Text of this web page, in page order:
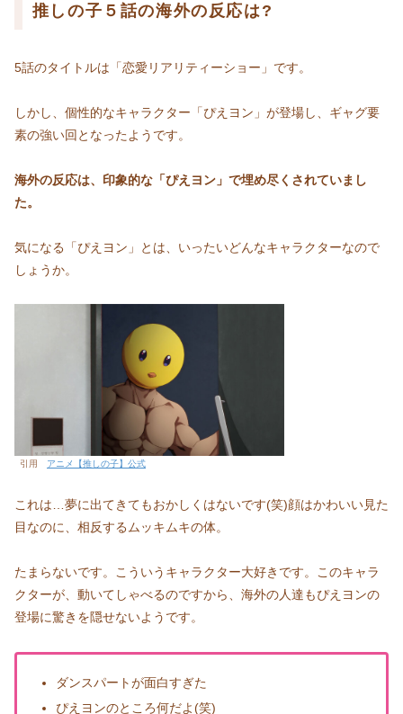
推しの子５話の海外の反応は?
5話のタイトルは「恋愛リアリティーショー」です。
しかし、個性的なキャラクター「ぴえヨン」が登場し、ギャグ要
素の強い回となったようです。
海外の反応は、印象的な「ぴえヨン」で埋め尽くされていまし
た。
気になる「ぴえヨン」とは、いったいどんなキャラクターなので
しょうか。
引用 アニメ【推しの子】公式
これは…夢に出てきてもおかしくはないです(笑)顔はかわいい見た
目なのに、相反するムッキムキの体。
たまらないです。こういうキャラクター大好きです。このキャラ
クターが、動いてしゃべるのですから、海外の人達もぴえヨンの
登場に驚きを隠せないようです。
ダンスパートが面白すぎた
ぴえヨンのところ何だよ(笑)